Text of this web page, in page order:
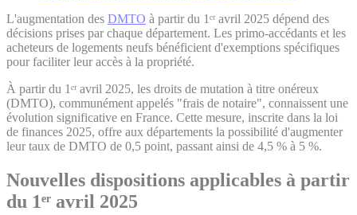
L'augmentation des DMTO à partir du 1ᵉʳ avril 2025 dépend des
décisions prises par chaque département. Les primo-accédants et les
acheteurs de logements neufs bénéficient d'exemptions spécifiques
pour faciliter leur accès à la propriété.
À partir du 1ᵉʳ avril 2025, les droits de mutation à titre onéreux
(DMTO), communément appelés "frais de notaire", connaissent une
évolution significative en France. Cette mesure, inscrite dans la loi
de finances 2025, offre aux départements la possibilité d'augmenter
leur taux de DMTO de 0,5 point, passant ainsi de 4,5 % à 5 %.
Nouvelles dispositions applicables à partir
du 1ᵉʳ avril 2025